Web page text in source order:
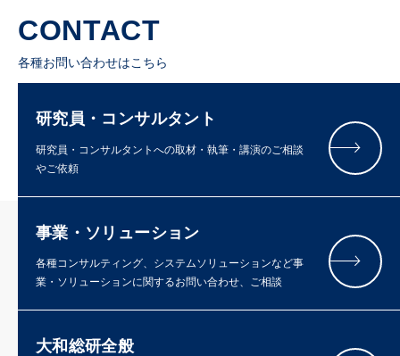
CONTACT
各種お問い合わせはこちら
研究員・コンサルタント
研究員・コンサルタントへの取材・執筆・講演のご相談
やご依頼
事業・ソリューション
各種コンサルティング、システムソリューションなど事
業・ソリューションに関するお問い合わせ、ご相談
大和総研全般